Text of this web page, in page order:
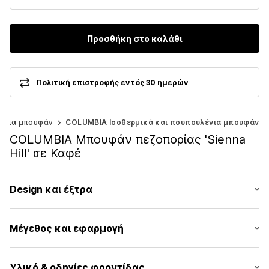
Προσθήκη στο καλάθι
Πολιτική επιστροφής εντός 30 ημερών
μπουφάν COLUMBIA Ισοθερμικά και πουπουλένια μπουφάν
COLUMBIA Μπουφάν πεζοπορίας 'Sienna
Hill' σε Καφέ
Design και έξτρα
Μπουφάν καπιτονέ
Πλευρική τσέπη με φερμουάρ
Γαζωμένο στρίφωμα/άκρη
Μέγεθος και εφαρμογή